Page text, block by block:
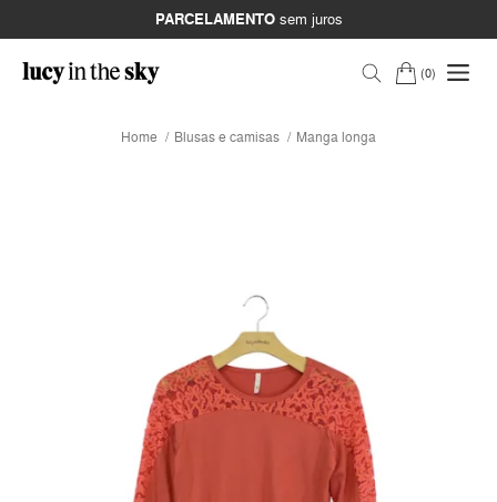
PARCELAMENTOsem juros
0
Home Blusas e camisas Manga longa